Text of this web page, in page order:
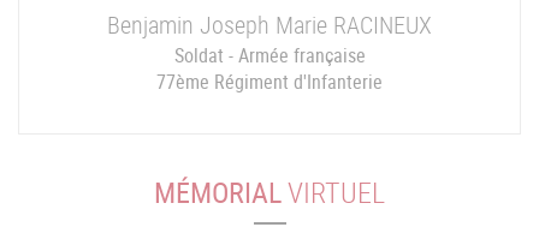
Benjamin Joseph Marie RACINEUX
Soldat - Armée française
77ème Régiment d'Infanterie
MÉMORIALVIRTUEL